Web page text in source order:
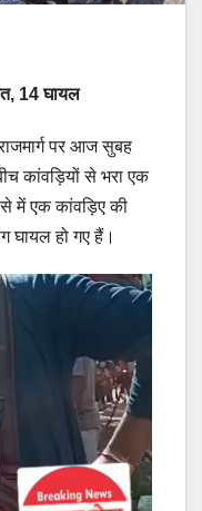
14 घायल
पर आज सुबह
कांवड़ियों से भरा एक
में एक कांवड़िए की
घायल हो गए हैं।